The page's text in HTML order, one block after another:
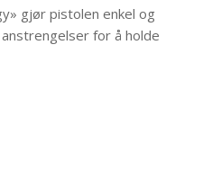
gjør pistolen enkel og
for å holde